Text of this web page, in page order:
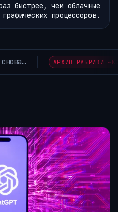
быстрее, чем облачные
процессоров.
разработке, но Spring